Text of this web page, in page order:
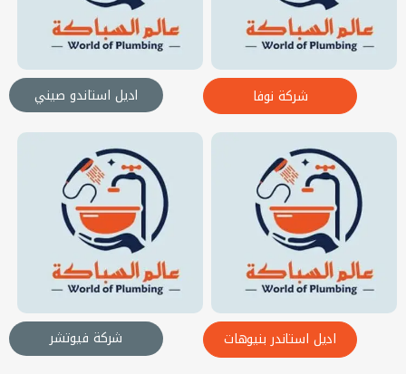
شركة نوفا اديل استاندو صيني
اديل استاندر بنيوهات شركة فيوتشر